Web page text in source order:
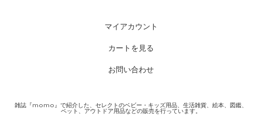
マイアカウント
カートを見る
お問い合わせ
雑誌『momo』で紹介した、セレクトのベビー・キッズ用品、生活雑貨、絵本、図鑑、
ペット、アウトドア用品などの販売を行っています。